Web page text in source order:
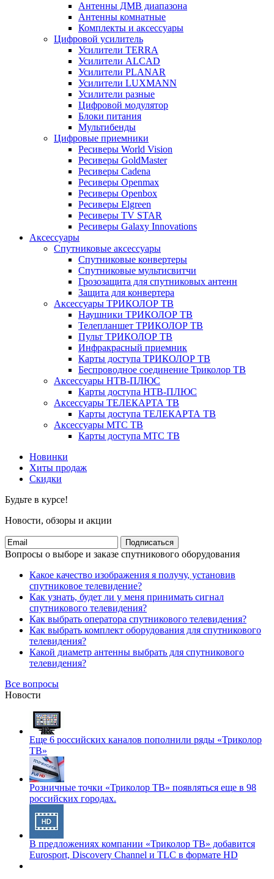
Антенны ДМВ диапазона
Антенны комнатные
Комплекты и аксессуары
Цифровой усилитель
Усилители TERRA
Усилители ALCAD
Усилители PLANAR
Усилители LUXMANN
Усилители разные
Цифровой модулятор
Блоки питания
Мультибенды
Цифровые приемники
Ресиверы World Vision
Ресиверы GoldMaster
Ресиверы Cadena
Ресиверы Openmax
Ресиверы Openbox
Ресиверы Elgreen
Ресиверы TV STAR
Ресиверы Galaxy Innovations
Аксессуары
Спутниковые аксессуары
Спутниковые конвертеры
Спутниковые мультисвитчи
Грозозащита для спутниковых антенн
Защита для конвертера
Аксессуары ТРИКОЛОР ТВ
Наушники ТРИКОЛОР ТВ
Телепланшет ТРИКОЛОР ТВ
Пульт ТРИКОЛОР ТВ
Инфракрасный приемник
Карты доступа ТРИКОЛОР ТВ
Беспроводное соединение Триколор ТВ
Аксессуары НТВ-ПЛЮС
Карты доступа НТВ-ПЛЮС
Аксессуары ТЕЛЕКАРТА ТВ
Карты доступа ТЕЛЕКАРТА ТВ
Аксессуары МТС ТВ
Карты доступа МТС ТВ
Новинки
Хиты продаж
Скидки
Будьте в курсе!
Новости, обзоры и акции
Подписаться
Вопросы о выборе и заказе спутникового оборудования
Какое качество изображения я получу, установив
спутниковое телевидение?
Как узнать, будет ли у меня принимать сигнал
спутникового телевидения?
Как выбрать оператора спутникового телевидения?
Как выбрать комплект оборудования для спутникового
телевидения?
Какой диаметр антенны выбрать для спутникового
телевидения?
Все вопросы
Новости
Еще 6 российских каналов пополнили ряды «Триколор
ТВ»
Розничные точки «Триколор ТВ» появляться еще в 98
российских городах.
В предложениях компании «Триколор ТВ» добавится
Eurosport, Discovery Channel и TLC в формате HD